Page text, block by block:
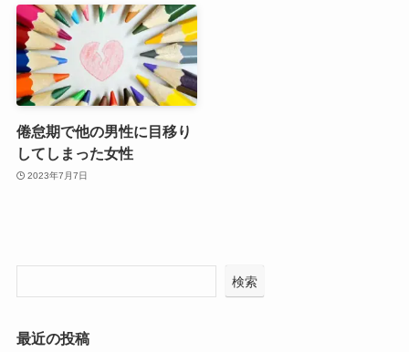
倦怠期で他の男性に目移り
してしまった女性
2023年7月7日
検索
最近の投稿